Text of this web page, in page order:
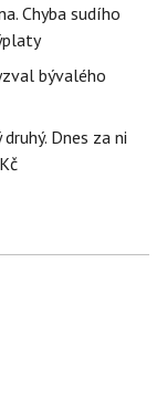
Chyba sudího
bývalého
Dnes za ni